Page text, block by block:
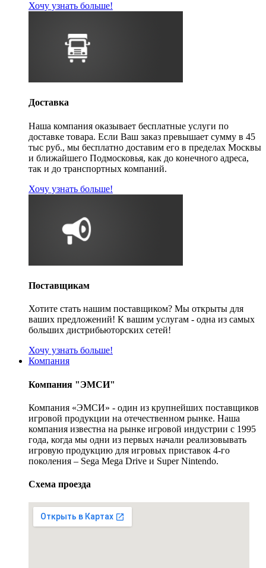
Хочу узнать больше!
Доставка
Наша компания оказывает бесплатные услуги по
доставке товара. Если Ваш заказ превышает сумму в 45
тыс руб., мы бесплатно доставим его в пределах Москвы
и ближайшего Подмосковья, как до конечного адреса,
так и до транспортных компаний.
Хочу узнать больше!
Поставщикам
Хотите стать нашим поставщиком? Мы открыты для
ваших предложений! К вашим услугам - одна из самых
больших дистрибьюторских сетей!
Хочу узнать больше!
Компания
Компания "ЭМСИ"
Компания «ЭМСИ» - один из крупнейших поставщиков
игровой продукции на отечественном рынке. Наша
компания известна на рынке игровой индустрии с 1995
года, когда мы одни из первых начали реализовывать
игровую продукцию для игровых приставок 4-го
поколения – Sega Mega Drive и Super Nintendo.
Схема проезда